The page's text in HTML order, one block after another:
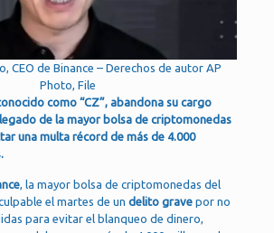
CEO de Binance – Derechos de autor AP
Photo, File
como “CZ”, abandona su cargo
de la mayor bolsa de criptomonedas
una multa récord de más de 4.000
, la mayor bolsa de criptomonedas del
el martes de un delito grave por no
para evitar el blanqueo de dinero,